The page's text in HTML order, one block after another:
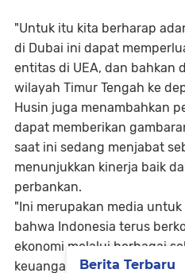
"Untuk itu kita berharap
di Dubai ini dapat
entitas di UEA, dan bahkan
wilayah Timur Tengah ke
Husin juga menambahkan
dapat memberikan
saat ini sedang menjabat
menunjukkan kinerja baik
perbankan.
"Ini merupakan media
bahwa Indonesia terus
ekonomi melalui berbagai
keuangan syariah,"Berita Terbaru